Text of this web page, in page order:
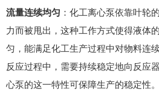
流量连续均匀 ：化工离心泵依靠叶轮
力而被甩出，这种工作方式使得液体
匀，能满足化工生产过程中对物料连
反应过程中，需要持续稳定地向反应
心泵的这一特性可保障生产的稳定性。